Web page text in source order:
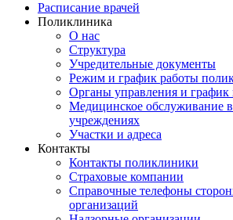
Расписание врачей
Поликлиника
О нас
Структура
Учредительные документы
Режим и график работы
Органы управления и график
Медицинское обслуживание
учреждениях
Участки и адреса
Контакты
Контакты поликлиники
Страховые компании
Справочные телефоны
организаций